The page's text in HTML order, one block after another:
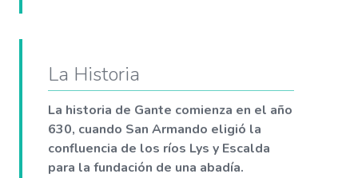
La Historia
La historia de Gante comienza en el año
630, cuando San Armando eligió la
confluencia de los ríos Lys y Escalda
para la fundación de una abadía.